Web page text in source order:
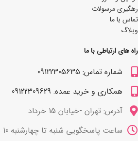
رهگیری مرسولات
تماس با ما
وبلاگ
راه های ارتباطی با ما
شماره تماس: 09122305635
همکاری و خرید عمده: 09122309629
آدرس: تهران -خیابان 15 خرداد
ساعت پاسخگویی شنبه تا چهارشنبه 10 صبح الی 6 عصر